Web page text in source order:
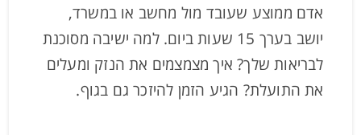
אדם ממוצע שעובד מול מחשב או במשרד,
יושב בערך 15 שעות ביום. למה ישיבה מסוכנת
לבריאות שלך? איך מצמצמים את הנזק ומעלים
את התועלת? הגיע הזמן להיזכר גם בגוף.